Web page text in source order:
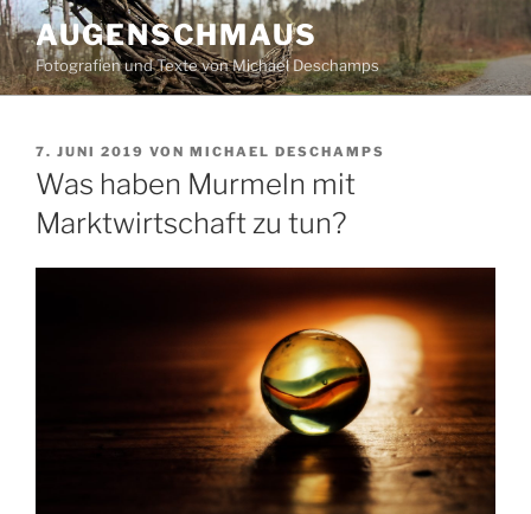
Zum
Inhalt
springen
AUGENSCHMAUS
Fotografien und Texte von Michael Deschamps
VERÖFFENTLICHT
AM
7. JUNI 2019 VON MICHAEL DESCHAMPS
Was haben Murmeln mit
Marktwirtschaft zu tun?